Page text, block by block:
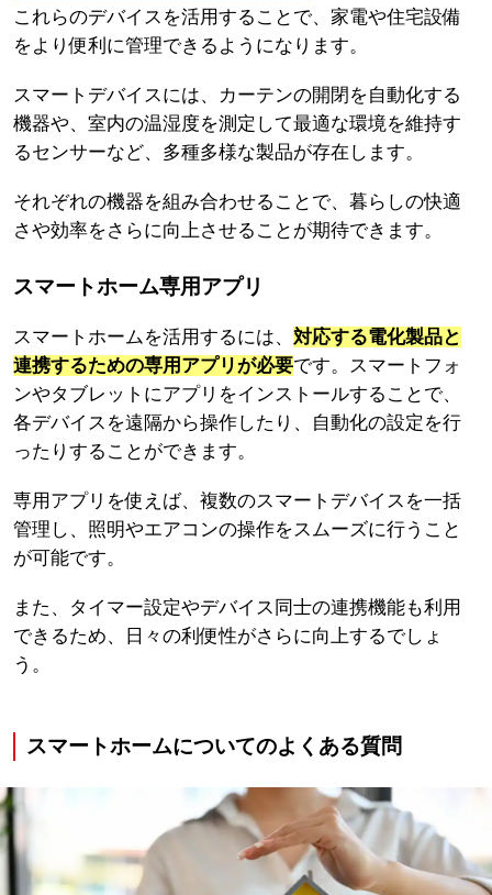
これらのデバイスを活用することで、家電や住宅設備
をより便利に管理できるようになります。
スマートデバイスには、カーテンの開閉を自動化する
機器や、室内の温湿度を測定して最適な環境を維持す
るセンサーなど、多種多様な製品が存在します。
それぞれの機器を組み合わせることで、暮らしの快適
さや効率をさらに向上させることが期待できます。
スマートホーム専用アプリ
スマートホームを活用するには、 対応する電化製品と
連携するための専用アプリが必要です。スマートフォ
ンやタブレットにアプリをインストールすることで、
各デバイスを遠隔から操作したり、自動化の設定を行
ったりすることができます。
専用アプリを使えば、複数のスマートデバイスを一括
管理し、照明やエアコンの操作をスムーズに行うこと
が可能です。
また、タイマー設定やデバイス同士の連携機能も利用
できるため、日々の利便性がさらに向上するでしょ
う。
スマートホームについてのよくある質問